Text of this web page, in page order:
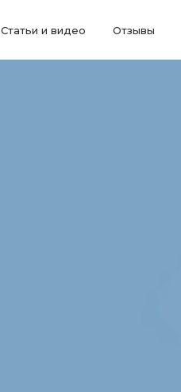
Статьи и видео Отзывы